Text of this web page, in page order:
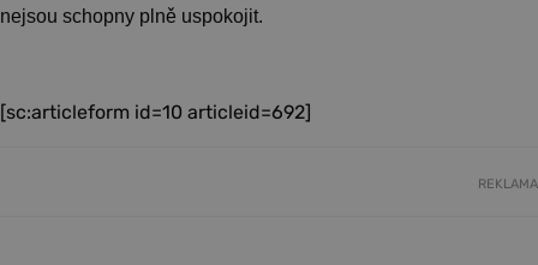
nejsou schopny plně uspokojit.
[sc:articleform id=10 articleid=692]
REKLAMA